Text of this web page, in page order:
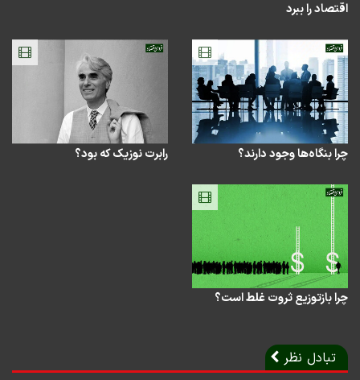
اقتصاد را ببرد
چرا بنگاه‌ها وجود دارند؟ رابرت نوزیک که بود؟
چرا بازتوزیع ثروت غلط است؟
تبادل نظر